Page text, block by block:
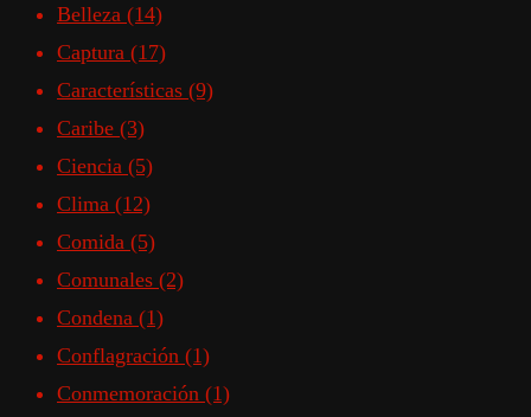
Belleza (14)
Captura (17)
Características (9)
Caribe (3)
Ciencia (5)
Clima (12)
Comida (5)
Comunales (2)
Condena (1)
Conflagración (1)
Conmemoración (1)